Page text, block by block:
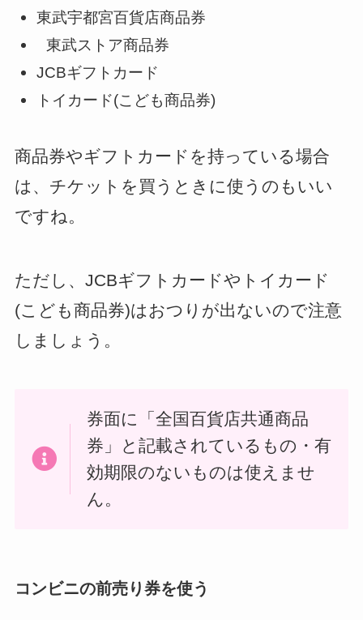
東武宇都宮百貨店商品券
東武ストア商品券
JCBギフトカード
トイカード(こども商品券)
商品券やギフトカードを持っている場合
は、チケットを買うときに使うのもいい
ですね。
ただし、JCBギフトカードやトイカード
(こども商品券)はおつりが出ないので注意
しましょう。
券面に「全国百貨店共通商品
券」と記載されているもの・有
効期限のないものは使えませ
ん。
コンビニの前売り券を使う